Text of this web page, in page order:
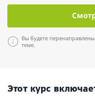
Вы будете
теме.
Этот курс